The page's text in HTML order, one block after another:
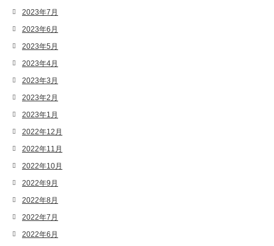
2023年7月
2023年6月
2023年5月
2023年4月
2023年3月
2023年2月
2023年1月
2022年12月
2022年11月
2022年10月
2022年9月
2022年8月
2022年7月
2022年6月